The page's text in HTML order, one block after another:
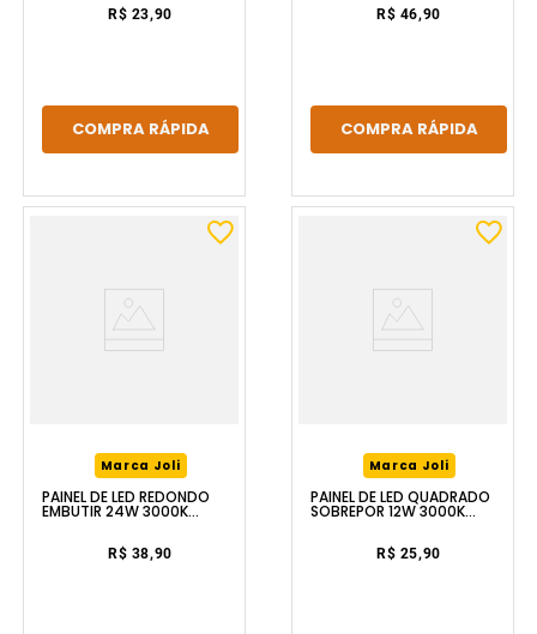
R$ 23,90
COMPRA RÁPIDA
R$ 46,90
COMPRA RÁPIDA
Marca Joli
PAINEL DE LED REDONDO
EMBUTIR 24W 3000K
R$ 38,90
Marca Joli
PAINEL DE LED QUADRADO
SOBREPOR 12W 3000K
R$ 25,90